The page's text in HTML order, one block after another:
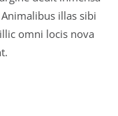
illas sibi
omni locis nova